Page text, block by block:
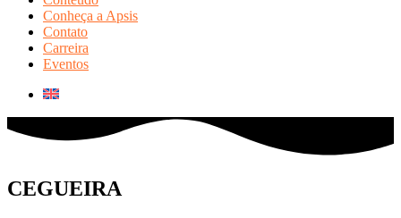
Conheça a Apsis
Contato
Carreira
Eventos
CEGUEIRA